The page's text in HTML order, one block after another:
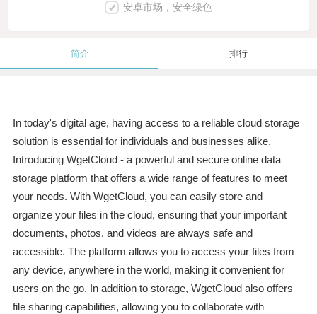
安卓市场，安全绿色
简介 排行
In today's digital age, having access to a reliable cloud storage
solution is essential for individuals and businesses alike.
Introducing WgetCloud - a powerful and secure online data
storage platform that offers a wide range of features to meet
your needs. With WgetCloud, you can easily store and
organize your files in the cloud, ensuring that your important
documents, photos, and videos are always safe and
accessible. The platform allows you to access your files from
any device, anywhere in the world, making it convenient for
users on the go. In addition to storage, WgetCloud also offers
file sharing capabilities, allowing you to collaborate with